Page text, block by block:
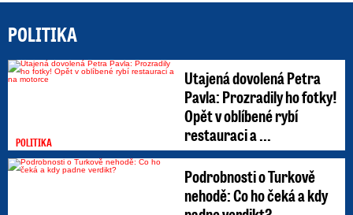
POLITIKA
POLITIKA
Utajená dovolená Petra
Pavla: Prozradily ho fotky!
Opět v oblíbené rybí
restauraci a ...
Podrobnosti o Turkově
nehodě: Co ho čeká a kdy